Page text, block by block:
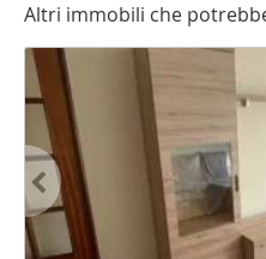
Altri immobili che